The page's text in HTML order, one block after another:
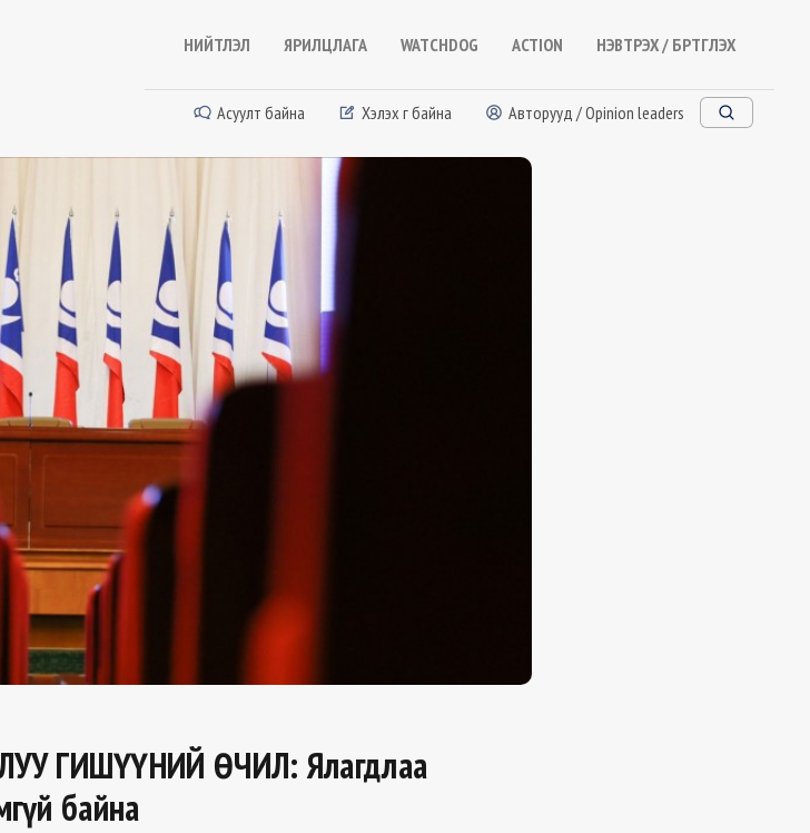
НИЙТЛЭЛ ЯРИЛЦЛАГА WATCHDOG ACTION НЭВТРЭХ / БҮРТГҮҮЛЭХ
Асуулт байна Хэлэх үг байна Авторууд / Opinion leaders
ГИШҮҮНИЙ ӨЧИЛ: Ялагдлаа
байна